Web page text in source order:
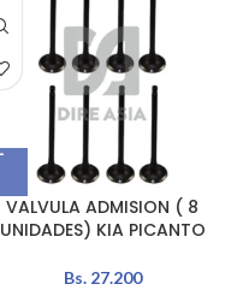
VALVULA ADMISION ( 8
UNIDADES) KIA PICANTO
Bs.27.200